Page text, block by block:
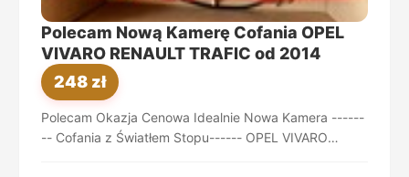
Polecam Nową Kamerę Cofania OPEL
VIVARO RENAULT TRAFIC od 2014
248 zł
Polecam Okazja Cenowa Idealnie Nowa Kamera ------
-- Cofania z Światłem Stopu------ OPEL VIVARO